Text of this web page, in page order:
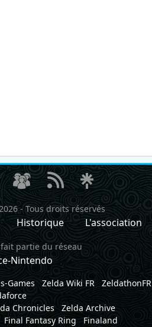
- Tous droits réservés
Historique L'association
partie du réseau
Nintendo
Games Zelda Wiki FR ZeldathonFR
Chronicles
Zelda Archive
Final Fantasy Ring Finaland